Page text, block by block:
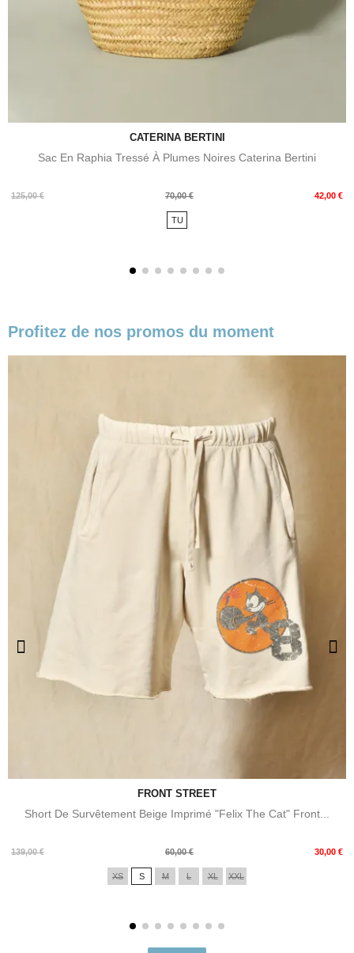
CATERINA BERTINI
Sac En Raphia Tressé À Plumes Noires Caterina Bertini
125,00 €
Prix
70,00 € 42,00 €
Prix
TU
Profitez de nos promos du moment
FRONT STREET
Short De Survêtement Beige Imprimé "Felix The Cat" Front...
139,00 €
Prix
60,00 € 30,00 €
Prix
XS S M L XL XXL